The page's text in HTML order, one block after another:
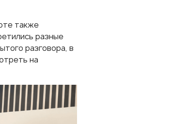
также
разные
разговора, в
на